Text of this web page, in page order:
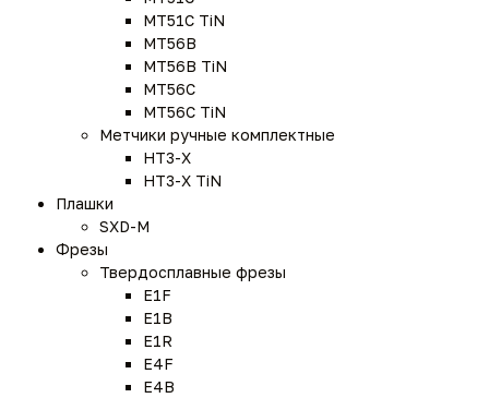
MT51C TiN
MT56B
MT56B TiN
MT56C
MT56C TiN
Метчики ручные комплектные
HT3-X
HT3-X TiN
Плашки
SXD-M
Фрезы
Твердосплавные фрезы
E1F
E1B
E1R
E4F
E4B